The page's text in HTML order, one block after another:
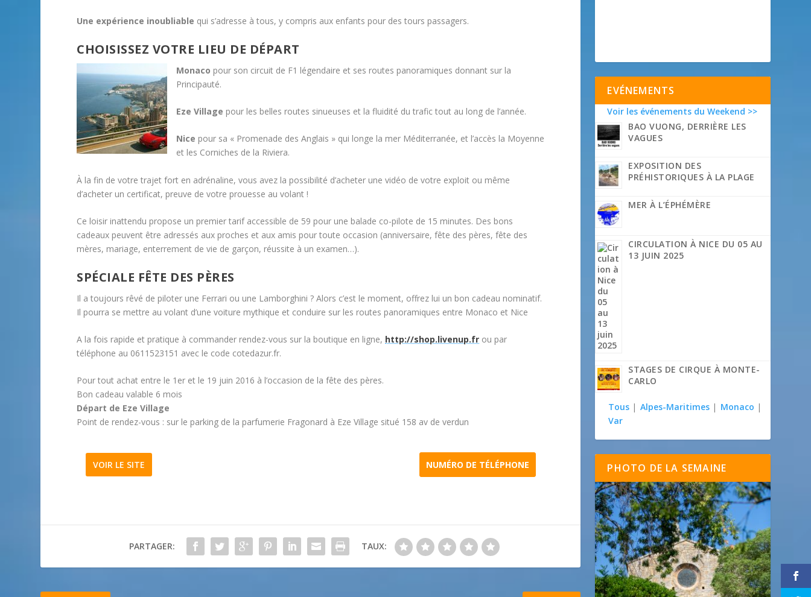
Une expérience inoubliable qui s’adresse à tous, y compris aux enfants pour des tours passagers.
CHOISISSEZ VOTRE LIEU DE DÉPART
Monaco pour son circuit de F1 légendaire et ses routes panoramiques donnant sur la
Principauté.
Eze Village pour les belles routes sinueuses et la fluidité du trafic tout au long de l’année.
Nice pour sa « Promenade des Anglais » qui longe la mer Méditerranée, et l’accès la Moyenne
et les Corniches de la Riviera.
À la fin de votre trajet fort en adrénaline, vous avez la possibilité d’acheter une vidéo de votre exploit ou même
d’acheter un certificat, preuve de votre prouesse au volant !
Ce loisir inattendu propose un premier tarif accessible de 59 pour une balade co-pilote de 15 minutes. Des bons
cadeaux peuvent être adressés aux proches et aux amis pour toute occasion (anniversaire, fête des pères, fête des
mères, mariage, enterrement de vie de garçon, réussite à un examen…).
SPÉCIALE FÊTE DES PÈRES
Il a toujours rêvé de piloter une Ferrari ou une Lamborghini ? Alors c’est le moment, offrez lui un bon cadeau nominatif.
Il pourra se mettre au volant d’une voiture mythique et conduire sur les routes panoramiques entre Monaco et Nice
A la fois rapide et pratique à commander rendez-vous sur la boutique en ligne, http://shop.livenup.fr ou par
téléphone au 0611523151 avec le code cotedazur.fr.
Pour tout achat entre le 1er et le 19 juin 2016 à l’occasion de la fête des pères.
Bon cadeau valable 6 mois
Départ de Eze Village
Point de rendez-vous : sur le parking de la parfumerie Fragonard à Eze Village situé 158 av de verdun
NUMÉRO DE TÉLÉPHONE
VOIR LE SITE
PARTAGER: TAUX:
EVÉNEMENTS
Voir les événements du Weekend >>
BAO VUONG, DERRIÈRE LES
VAGUES
EXPOSITION DES
PRÉHISTORIQUES À LA PLAGE
MER À L’ÉPHÉMÈRE
CIRCULATION À NICE DU 05 AU
13 JUIN 2025
STAGES DE CIRQUE À MONTE-
CARLO
Tous | Alpes-Maritimes | Monaco |
Var
PHOTO DE LA SEMAINE